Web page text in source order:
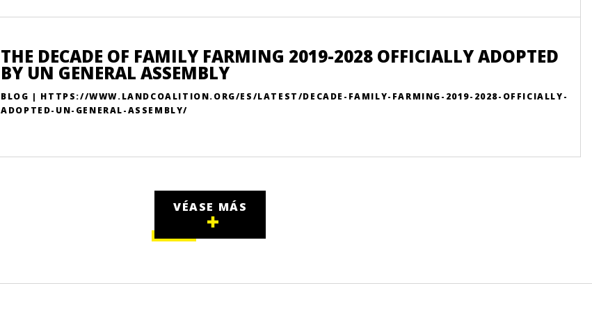
THE DECADE OF FAMILY FARMING 2019-2028 OFFICIALLY ADOPTED
BY UN GENERAL ASSEMBLY
BLOG | HTTPS://WWW.LANDCOALITION.ORG/ES/LATEST/DECADE-FAMILY-FARMING-2019-2028-OFFICIALLY-
ADOPTED-UN-GENERAL-ASSEMBLY/
VÉASE MÁS